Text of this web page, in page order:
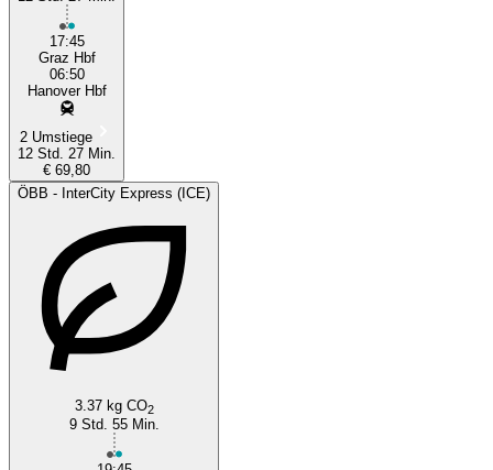
17:45
Graz Hbf
06:50
Hanover Hbf
2 Umstiege
12 Std. 27 Min.
€ 69,80
ÖBB - InterCity Express (ICE)
3.37 kg CO2
9 Std. 55 Min.